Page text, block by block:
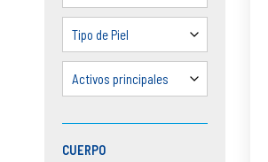
Tipo de Piel
Activos principales
CUERPO